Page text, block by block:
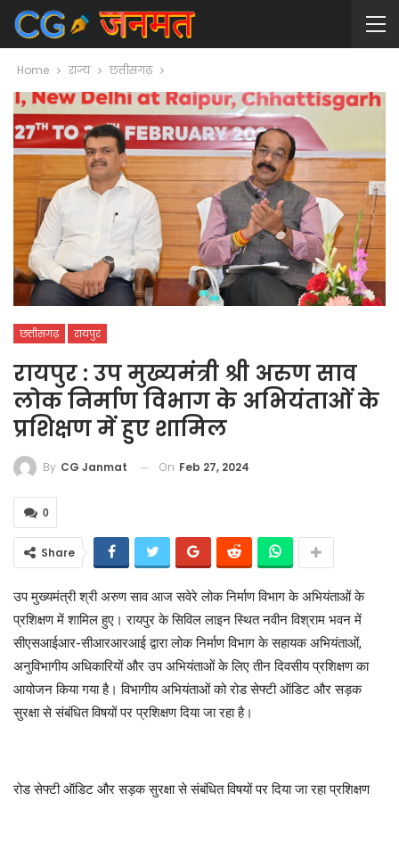
Home राज्य छत्तीसगढ़
छत्तीसगढ़ रायपुर
रायपुर : उप मुख्यमंत्री श्री अरुण साव
लोक निर्माण विभाग के अभियंताओं के
प्रशिक्षण में हुए शामिल
By CG Janmat On Feb 27, 2024
0
Share
उप मुख्यमंत्री श्री अरुण साव आज सवेरे लोक निर्माण विभाग के अभियंताओं के
प्रशिक्षण में शामिल हुए। रायपुर के सिविल लाइन स्थित नवीन विश्राम भवन में
सीएसआईआर-सीआरआरआई द्वारा लोक निर्माण विभाग के सहायक अभियंताओं,
अनुविभागीय अधिकारियों और उप अभियंताओं के लिए तीन दिवसीय प्रशिक्षण का
आयोजन किया गया है। विभागीय अभियंताओं को रोड सेफ्टी ऑडिट और सड़क
सुरक्षा से संबंधित विषयों पर प्रशिक्षण दिया जा रहा है।
रोड सेफ्टी ऑडिट और सड़क सुरक्षा से संबंधित विषयों पर दिया जा रहा प्रशिक्षण